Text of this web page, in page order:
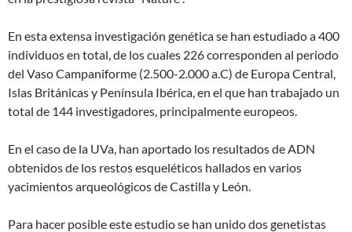
En esta extensa investigación genética se han estudiado a 400
individuos en total, de los cuales 226 corresponden al periodo
del Vaso Campaniforme (2.500-2.000 a.C) de Europa Central,
Islas Británicas y Península Ibérica, en el que han trabajado un
total de 144 investigadores, principalmente europeos.
En el caso de la UVa, han aportado los resultados de ADN
obtenidos de los restos esqueléticos hallados en varios
yacimientos arqueológicos de Castilla y León.
Para hacer posible este estudio se han unido dos genetistas